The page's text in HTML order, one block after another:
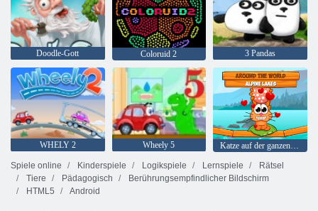
Doodle-Gott Coloruid 2 3 Pandas
WHELY 2 Wheely 5
Katze auf der ganzen Welt - Alpenseen
Spiele online
Kinderspiele Logikspiele Lernspiele
Rätsel
Tiere
Pädagogisch
Berührungsempfindlicher Bildschirm
HTML5
Android